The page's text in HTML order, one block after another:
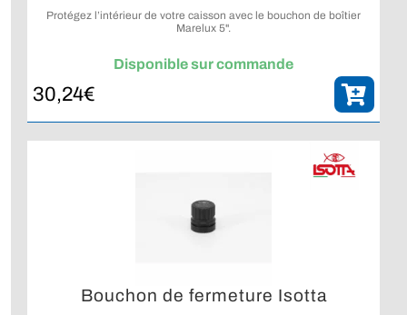
Protégez l’intérieur de votre caisson avec le bouchon de boîtier
Marelux 5".
Disponible sur commande
30,24€
Bouchon de fermeture Isotta